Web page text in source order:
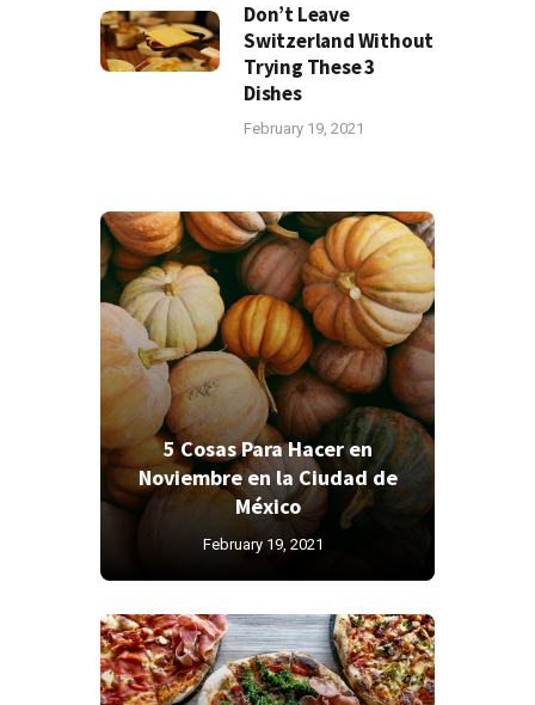
Don’t Leave
Switzerland Without
Trying These 3
Dishes
February 19, 2021
5 Cosas Para Hacer en
Noviembre en la Ciudad de
México
February 19, 2021